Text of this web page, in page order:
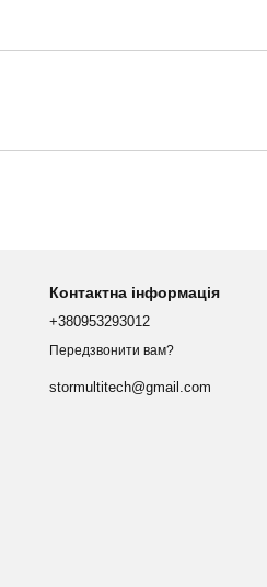
Контактна інформація
+380953293012
Передзвонити вам?
stormultitech@gmail.com